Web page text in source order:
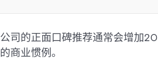
司的正面口碑推荐通常会增加
商业惯例。